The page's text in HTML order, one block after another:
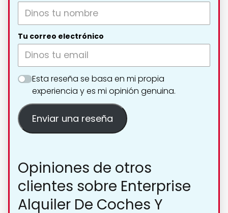
Tu correo electrónico
Esta reseña se basa en mi propia
experiencia y es mi opinión genuina.
Enviar una reseña
Opiniones de otros
clientes sobre Enterprise
Alquiler De Coches Y